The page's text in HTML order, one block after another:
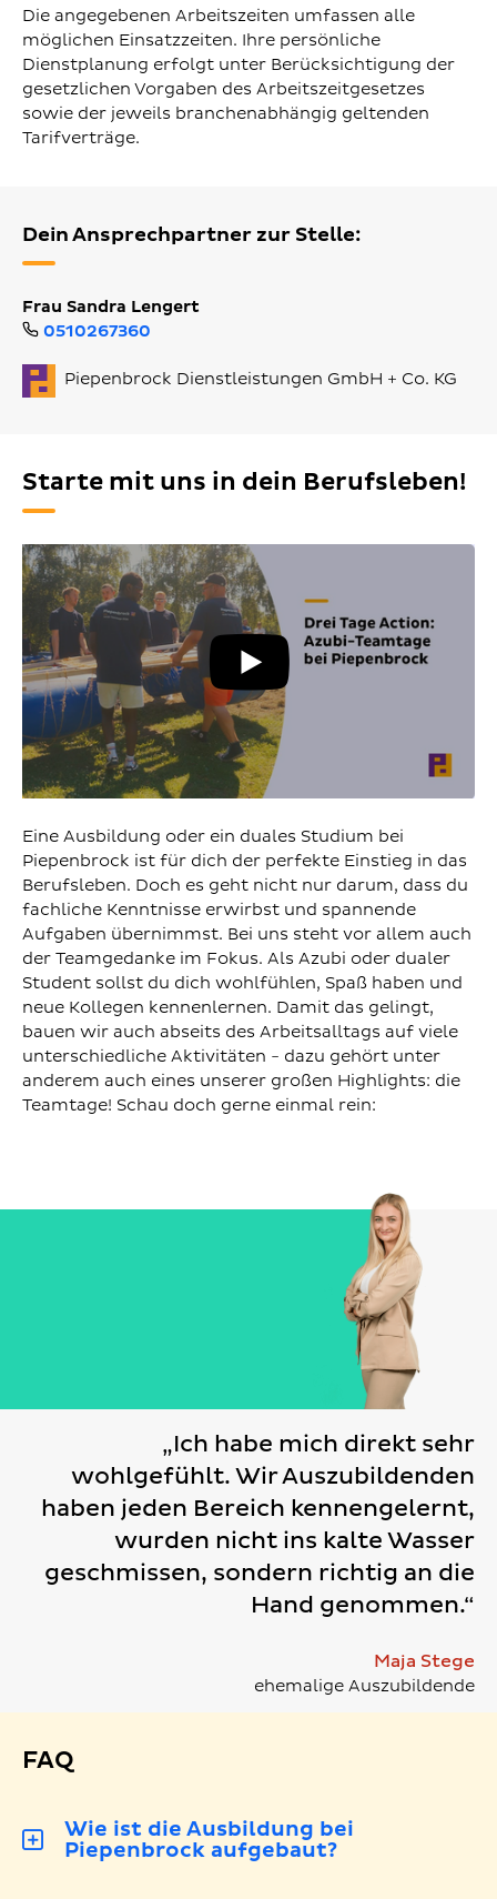
Die angegebenen Arbeitszeiten umfassen alle
möglichen Einsatzzeiten. Ihre persönliche
Dienstplanung erfolgt unter Berücksichtigung der
gesetzlichen Vorgaben des Arbeitszeitgesetzes
sowie der jeweils branchenabhängig geltenden
Tarifverträge.
Dein Ansprechpartner zur Stelle:
Frau Sandra Lengert
0510267360
Piepenbrock Dienstleistungen GmbH + Co. KG
Starte mit uns in dein Berufsleben!
Eine Ausbildung oder ein duales Studium bei
Piepenbrock ist für dich der perfekte Einstieg in das
Berufsleben. Doch es geht nicht nur darum, dass du
fachliche Kenntnisse erwirbst und spannende
Aufgaben übernimmst. Bei uns steht vor allem auch
der Teamgedanke im Fokus. Als Azubi oder dualer
Student sollst du dich wohlfühlen, Spaß haben und
neue Kollegen kennenlernen. Damit das gelingt,
bauen wir auch abseits des Arbeitsalltags auf viele
unterschiedliche Aktivitäten - dazu gehört unter
anderem auch eines unserer großen Highlights: die
Teamtage! Schau doch gerne einmal rein:
„Ich habe mich direkt sehr
wohlgefühlt. Wir Auszubildenden
haben jeden Bereich kennengelernt,
wurden nicht ins kalte Wasser
geschmissen, sondern richtig an die
Hand genommen.“
Maja Stege
ehemalige Auszubildende
FAQ
Wie ist die Ausbildung bei
Piepenbrock aufgebaut?